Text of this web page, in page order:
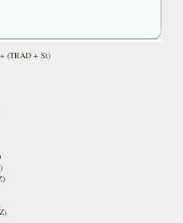
(TRAD + St)